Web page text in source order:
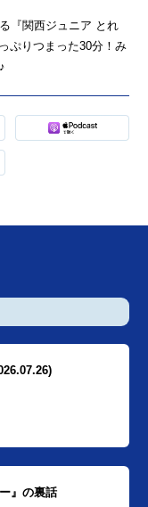
『関西ジュニア とれ
ぷりつまった30分！み
』の裏話